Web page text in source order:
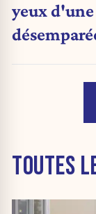
yeux
TOUTES